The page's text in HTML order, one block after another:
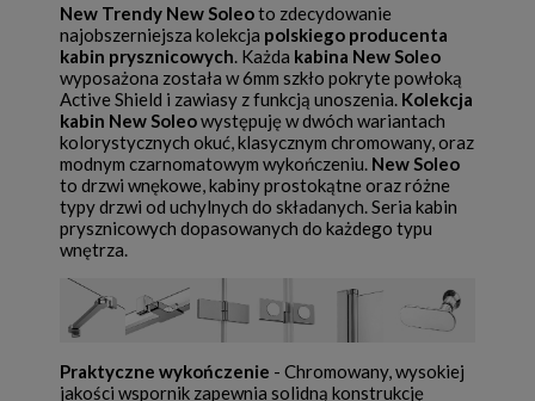
New Trendy New Soleoto zdecydowanie
najobszerniejsza kolekcja polskiego producenta
kabin prysznicowych. Każda kabina New Soleo
wyposażona została w 6mm szkło pokryte powłoką
Active Shield i zawiasy z funkcją unoszenia. Kolekcja
kabin New Soleowystępuję w dwóch wariantach
kolorystycznych okuć, klasycznym chromowany, oraz
modnym czarnomatowym wykończeniu. New Soleo
to drzwi wnękowe, kabiny prostokątne oraz różne
typy drzwi od uchylnych do składanych. Seria kabin
prysznicowych dopasowanych do każdego typu
wnętrza.
Praktyczne wykończenie - Chromowany, wysokiej
jakości wspornik zapewnia solidną konstrukcję